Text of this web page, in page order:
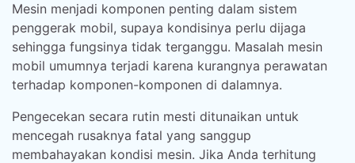
Mesin menjadi komponen penting dalam sistem
penggerak mobil, supaya kondisinya perlu dijaga
sehingga fungsinya tidak terganggu. Masalah mesin
mobil umumnya terjadi karena kurangnya perawatan
terhadap komponen-komponen di dalamnya.
Pengecekan secara rutin mesti ditunaikan untuk
mencegah rusaknya fatal yang sanggup
membahayakan kondisi mesin. Jika Anda terhitung